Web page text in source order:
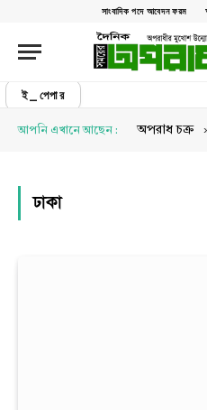
সাংবাদিক পদে আবেদন ফরম
ই_পেপার
আপনি এখানে আছেন : অপরাধ চক্র
ঢাকা